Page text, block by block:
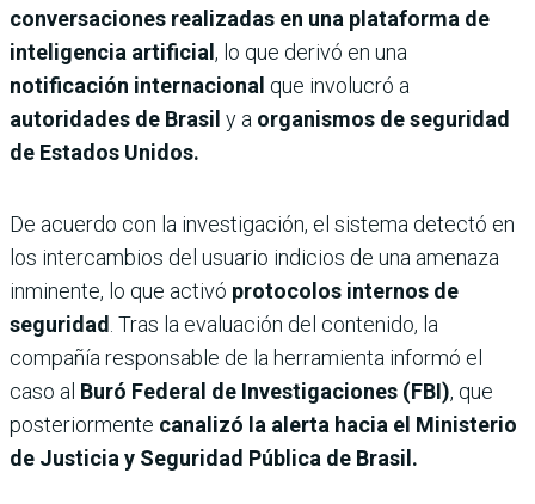
conversaciones realizadas en una plataforma de
inteligencia artificial , lo que derivó en una
notificación internacional que involucró a
autoridades de Brasil y a organismos de seguridad
de Estados Unidos.
De acuerdo con la investigación, el sistema detectó en
los intercambios del usuario indicios de una amenaza
inminente, lo que activó protocolos internos de
seguridad. Tras la evaluación del contenido, la
compañía responsable de la herramienta informó el
caso al Buró Federal de Investigaciones (FBI), que
posteriormente canalizó la alerta hacia el Ministerio
de Justicia y Seguridad Pública de Brasil.